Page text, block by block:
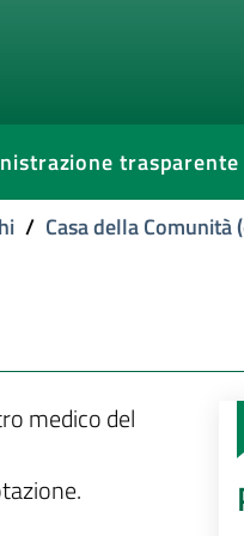
trasparente
/ Casa della Comunità
medico del